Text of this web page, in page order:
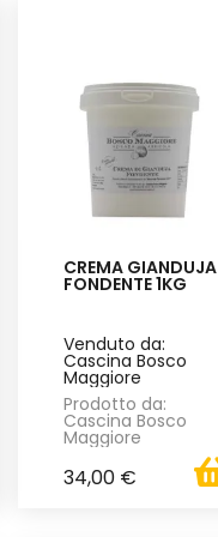
CREMA GIANDUJA
FONDENTE 1KG
Venduto da:
Cascina Bosco
Maggiore
Prodotto da:
Cascina Bosco
Maggiore
34,00 €